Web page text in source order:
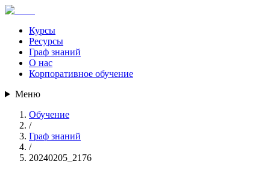
Курсы
Ресурсы
Граф знаний
О нас
Корпоративное обучение
Меню
Обучение
/
Граф знаний
/
20240205_2176